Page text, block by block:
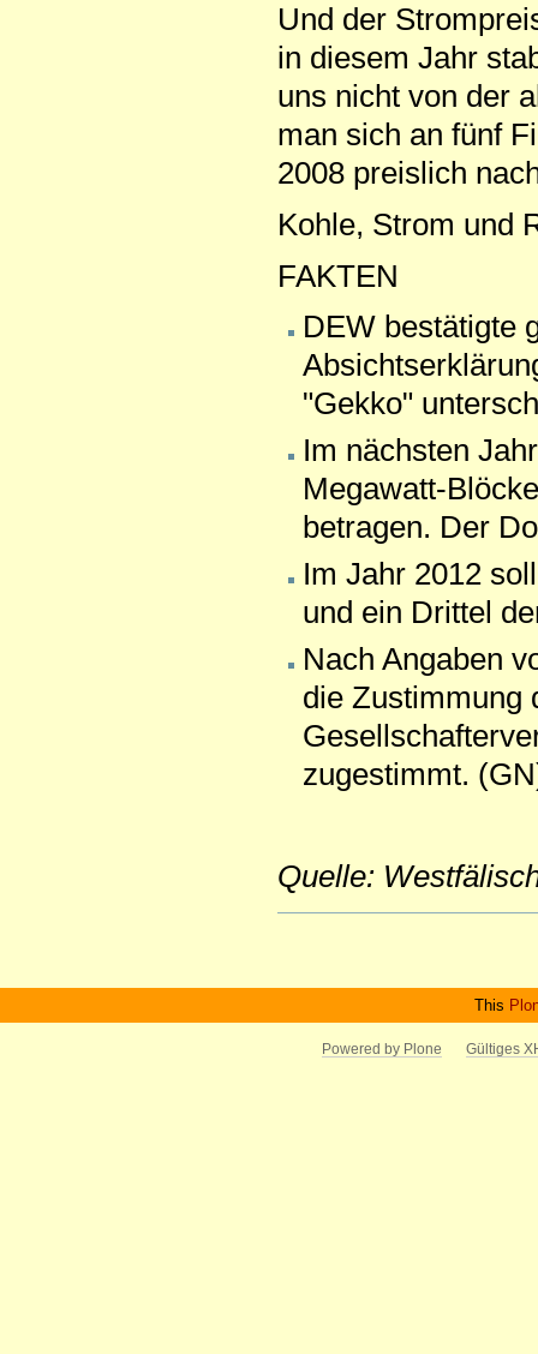
Und der
in diesem Jahr
uns nicht von der
man sich an fünf
2008 preislich
Kohle, Strom und
FAKTEN
DEW bestätigte
"Gekko"
Im nächsten
Megawatt-
betragen. Der
Im Jahr 2012
und ein Drittel
Nach Angaben
die Zustimmung
zugestimmt.
Quelle:
This
Powered by Plone Gültiges